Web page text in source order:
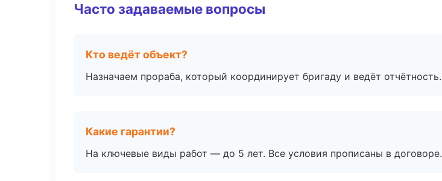
Часто задаваемые вопросы
Кто ведёт объект?
Назначаем прораба, который координирует бригаду и ведёт отчётность.
Какие гарантии?
На ключевые виды работ — до 5 лет. Все условия прописаны в договоре.